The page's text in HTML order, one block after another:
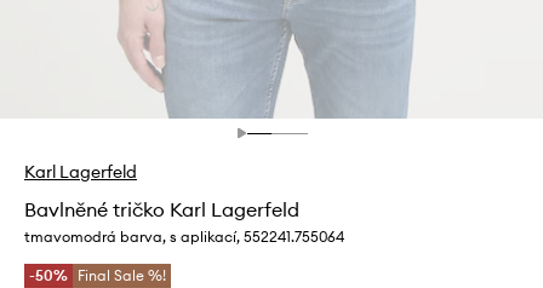
Karl Lagerfeld
Bavlněné tričko Karl Lagerfeld
tmavomodrá barva, s aplikací, 552241.755064
-50% Final Sale %!